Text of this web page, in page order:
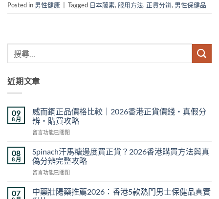
Posted in 男性健康 | Tagged 日本藤素, 服用方法, 正貨分辨, 男性保健品
近期文章
09
8 月
威而鋼正品價格比較｜2026香港正貨價錢・真假分
辨・購買攻略
在
而
鋼
正
品
格
留言功能已關閉
08
8 月
Spinach汗馬糖邊度買正貨？2026香港購買方法與真
偽分辨完整攻略
在
汗
馬
留言功能已關閉
07
中藥壯陽藥推薦2026：香港5款熱門男士保健品真實